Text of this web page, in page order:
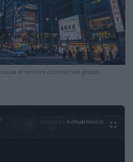
di tensioni commerciali globali.
Ad hubMedia